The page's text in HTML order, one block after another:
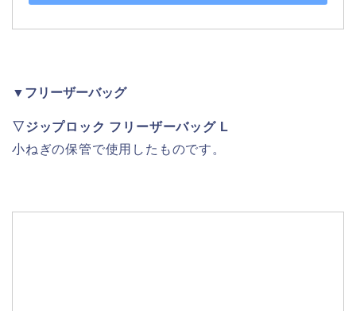
▼フリーザーバッグ
▽ジップロック フリーザーバッグ L
小ねぎの保管で使用したものです。